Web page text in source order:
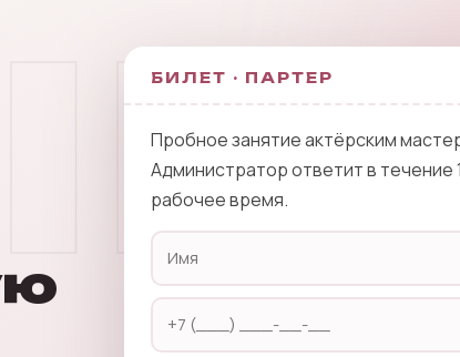
БИЛЕТ · ПАРТЕР
Пробное занятие актёрским
Администратор ответит в течение
рабочее время.